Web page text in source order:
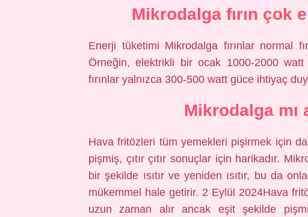
Mikrodalga fırın çok
Enerji tüketimi Mikrodalga fırınlar normal
Örneğin, elektrikli bir ocak 1000-2000
fırınlar yalnızca 300-500 watt güce ihtiyaç
Mikrodalga mı
Hava fritözleri tüm yemekleri pişirmek için
pişmiş, çıtır çıtır sonuçlar için harikadır.
bir şekilde ısıtır ve yeniden ısıtır, bu da
mükemmel hale getirir. 2 Eylül 2024Hava
uzun zaman alır ancak eşit şekilde